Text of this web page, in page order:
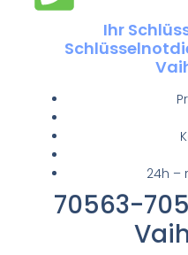
Ihr
24h –
70563-